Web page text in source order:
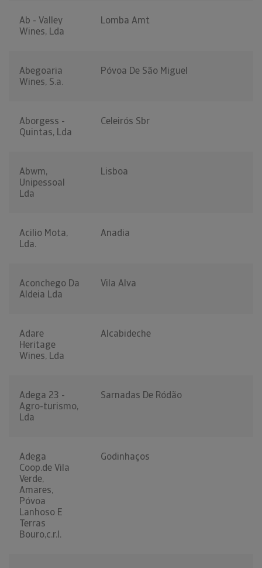
Ab - Valley
Wines, Lda
Lomba Amt
Abegoaria
Wines, S.a.
Póvoa De São Miguel
Aborgess -
Quintas, Lda
Celeirós Sbr
Abwm,
Unipessoal
Lda
Lisboa
Acilio Mota,
Lda.
Anadia
Aconchego Da
Aldeia Lda
Vila Alva
Adare
Heritage
Wines, Lda
Alcabideche
Adega 23 -
Agro-turismo,
Lda
Sarnadas De Ródão
Adega
Coop.de Vila
Verde,
Amares,
Póvoa
Lanhoso E
Terras
Bouro,c.r.l.
Godinhaços